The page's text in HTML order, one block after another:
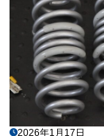
2026年1月17日